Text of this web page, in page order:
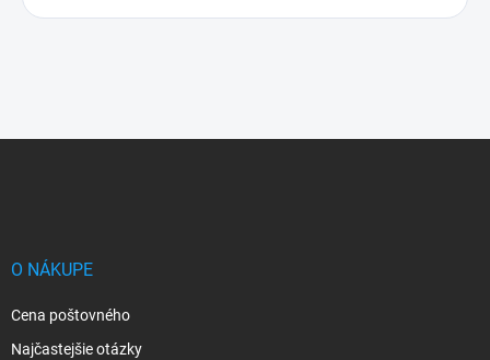
O NÁKUPE
Cena poštovného
Najčastejšie otázky